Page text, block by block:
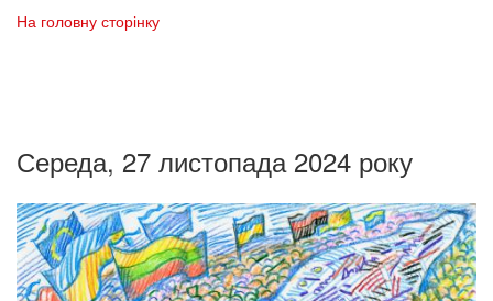
На головну сторінку
Середа, 27 листопада 2024 року